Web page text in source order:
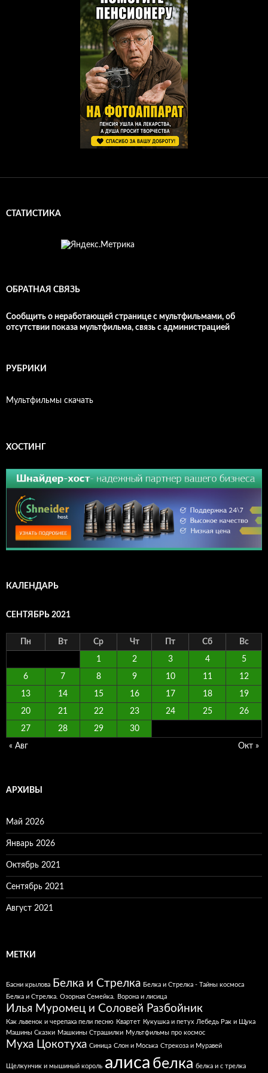
СТАТИСТИКА
ОБРАТНАЯ СВЯЗЬ
Сообщить о неработающей странице с мультфильмами, об
отсутствии показа мультфильма, связь с администрацией
РУБРИКИ
Мультфильмы скачать
ХОСТИНГ
КАЛЕНДАРЬ
СЕНТЯБРЬ 2021
Пн Вт Ср Чт Пт Сб Вс
1 2 3 4 5
6 7 8 9 10 11 12
13 14 15 16 17 18 19
20 21 22 23 24 25 26
27 28 29 30
« Авг Окт »
АРХИВЫ
Май 2026
Январь 2026
Октябрь 2021
Сентябрь 2021
Август 2021
МЕТКИ
Басни крылова Белка и Стрелка Белка и Стрелка - Тайны космоса
Белка и Стрелка. Озорная Семейка.
Ворона и лисица
Илья Муромец и Соловей Разбойник
Как львенок и черепаха пели песню Квартет Кукушка и петух Лебедь Рак и Щука
Машины Сказки Машкины Страшилки Мультфильмы про космос
Муха Цокотуха Синица Слон и Моська Стрекоза и Муравей
Щелкунчик и мышиный король алиса белка белка и с трелка